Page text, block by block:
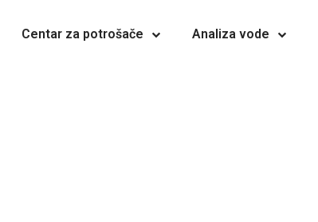
Centar za potrošače Analiza vode